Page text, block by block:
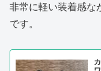
非常に軽い装着感な
です。